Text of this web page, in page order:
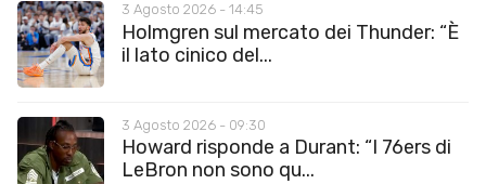
3 Agosto 2026 - 14:45
Holmgren sul mercato dei Thunder: “È
il lato cinico del...
3 Agosto 2026 - 09:30
Howard risponde a Durant: “I 76ers di
LeBron non sono qu...